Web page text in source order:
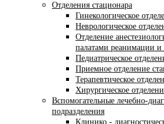
Отделения стационара
Гинекологическое
Неврологическое
Отделение
палатами реанимации
Педиатрическое
Приемное отделение
Терапевтическое
Хирургическое
Вспомогательные лечебно-
подразделения
Клинико -